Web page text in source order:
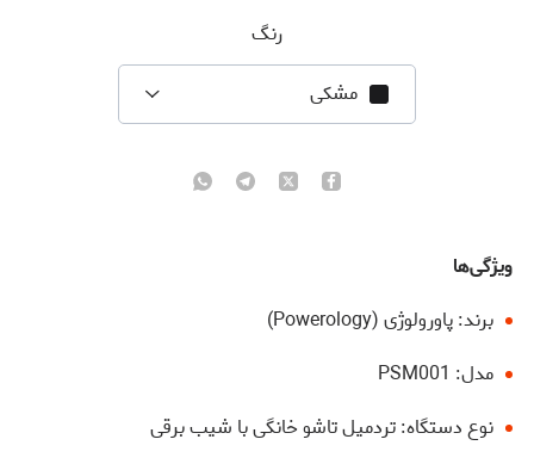
رنگ
مشکی
ویژگی‌ها
برند: پاورولوژی (Powerology)
مدل: PSM001
نوع دستگاه: تردمیل تاشو خانگی با شیب برقی